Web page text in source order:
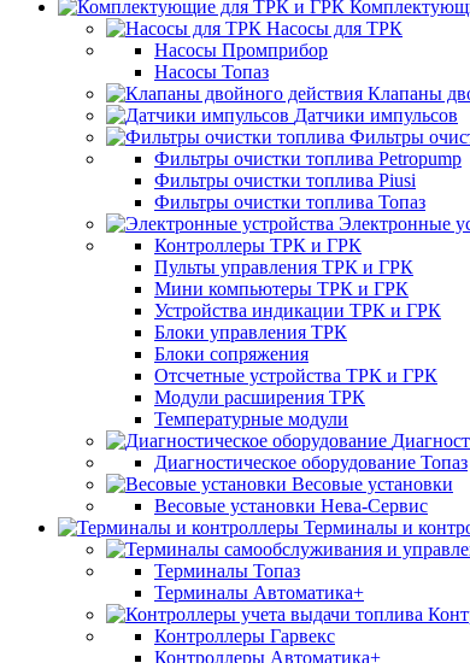
Насосы для ТРК
Насосы Промприбор
Насосы Топаз
Клапаны
Датчики импульсов
Фильтры
Фильтры очистки топлива Petropump
Фильтры очистки топлива Piusi
Фильтры очистки топлива Топаз
Электронные
Контроллеры ТРК и ГРК
Пульты управления ТРК и ГРК
Мини компьютеры ТРК и ГРК
Устройства индикации ТРК и ГРК
Блоки управления ТРК
Блоки сопряжения
Отсчетные устройства ТРК и ГРК
Модули расширения ТРК
Температурные модули
Диагностическое оборудование Топаз
Весовые установки
Весовые установки Нева-Сервис
Терминалы и
Терминалы Топаз
Терминалы Автоматика+
Контроллеры Гарвекс
Контроллеры Автоматика+